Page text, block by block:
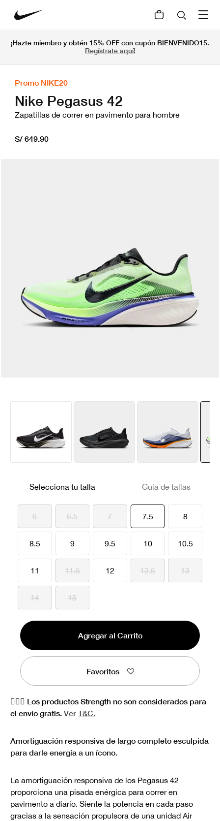
¡Hazte miembro y obtén 15% OFF con cupón BIENVENIDO15.
Regístrate aquí!
Promo NIKE20
Nike Pegasus 42
Zapatillas de correr en pavimento para hombre
S/ 649.90
Selecciona tu talla Guía de tallas
6 6.5 7 7.5seleccionado
8
8.5 9 9.5 10 10.5
11 11.5 12 12.5 13
14 15
Agregar al Carrito
Favoritos
🏋🏻‍♀️ Los productos Strength no son considerados para
el envío gratis. Ver T&C.
Amortiguación responsiva de largo completo esculpida
para darle energía a un ícono.
La amortiguación responsiva de los Pegasus 42
proporciona una pisada enérgica para correr en
pavimento a diario. Siente la potencia en cada paso
gracias a la sensación propulsora de una unidad Air